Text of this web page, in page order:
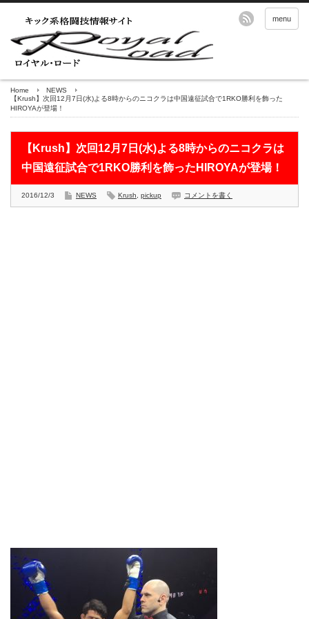
menu
Home
NEWS
【Krush】次回12月7日(水)よる8時からのニコクラは中国遠征試合で1RKO勝利を飾った
HIROYAが登場！
【Krush】次回12月7日(水)よる8時からのニコクラは
中国遠征試合で1RKO勝利を飾ったHIROYAが登場！
2016/12/3 NEWS Krush pickup コメントを書く